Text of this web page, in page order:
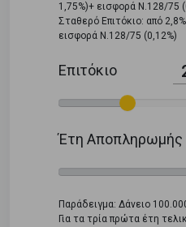
1,75%)+ εισφορά Ν.128/75
Σταθερό Επιτόκιο: από
εισφορά Ν.128/75 (0,12%)
Επιτόκιο
Έτη Αποπληρωμής
Παράδειγμα: Δάνειο
Για τα τρία πρώτα έτη